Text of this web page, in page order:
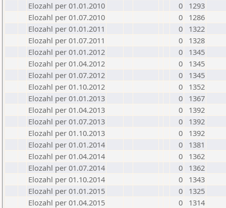
Elozahl per 01.01.2010
0
1293
Elozahl per 01.07.2010
0
1286
Elozahl per 01.01.2011
0
1322
Elozahl per 01.07.2011
0
1328
Elozahl per 01.01.2012
0
1345
Elozahl per 01.04.2012
0
1345
Elozahl per 01.07.2012
0
1345
Elozahl per 01.10.2012
0
1352
Elozahl per 01.01.2013
0
1367
Elozahl per 01.04.2013
0
1392
Elozahl per 01.07.2013
0
1392
Elozahl per 01.10.2013
0
1392
Elozahl per 01.01.2014
0
1381
Elozahl per 01.04.2014
0
1362
Elozahl per 01.07.2014
0
1362
Elozahl per 01.10.2014
0
1343
Elozahl per 01.01.2015
0
1325
Elozahl per 01.04.2015
0
1314